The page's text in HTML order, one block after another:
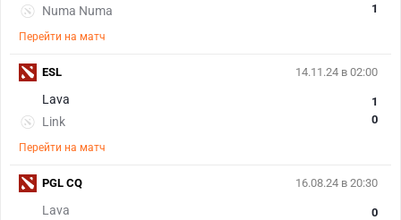
Numa Numa
1
Перейти на матч
14.11.24 в 02:00
Lava
Link
1
0
Перейти на матч
ESL
16.08.24 в 20:30
Lava
0
PGL CQ